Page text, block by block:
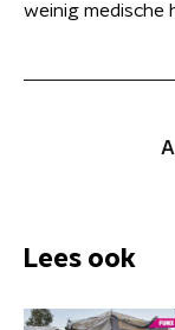
weinig medische
Lees ook